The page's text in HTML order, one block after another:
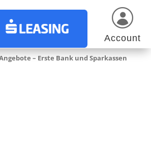
Account
– Erste Bank und Sparkassen